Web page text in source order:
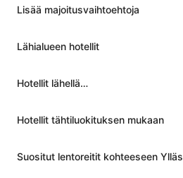
Lisää majoitusvaihtoehtoja
Lähialueen hotellit
Hotellit lähellä…
Hotellit tähtiluokituksen mukaan
Suositut lentoreitit kohteeseen Ylläs